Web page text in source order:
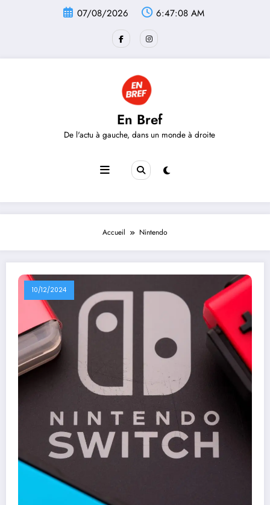
07/08/2026 6:47:08 AM
En Bref
De l'actu à gauche, dans un monde à droite
Accueil Nintendo
10/12/2024